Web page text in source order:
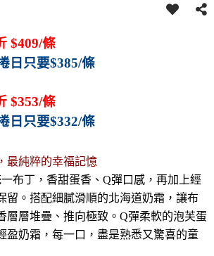
$409/條
日只要$385/條
$353/條
日只要$332/條
最純粹的幸福記憶
布丁，香甜蛋香、Q彈口感，再加上經
留。搭配細膩滑順的北海道奶霜，讓布
層層堆疊、推向極致。Q彈柔軟的泡芙蛋
盈奶霜，每一口，盡是熟悉又驚喜的童